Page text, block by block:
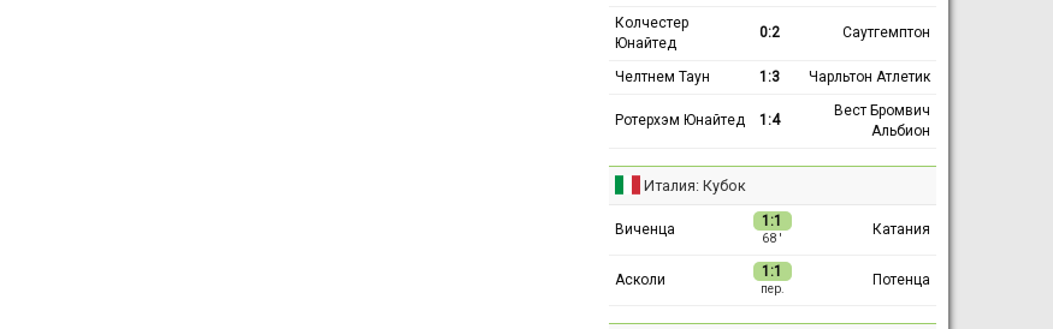
Колчестер
Юнайтед
0:2 Саутгемптон
Челтнем Таун 1:3 Чарльтон Атлетик
Ротерхэм Юнайтед 1:4
Вест Бромвич
Альбион
Италия: Кубок
Виченца 1:1
68 ′
Катания
Асколи 1:1
пер.
Потенца